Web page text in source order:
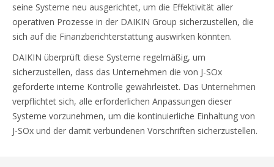
seine Systeme neu ausgerichtet, um die Effektivität aller
operativen Prozesse in der DAIKIN Group sicherzustellen, die
sich auf die Finanzberichterstattung auswirken könnten.
DAIKIN überprüft diese Systeme regelmäßig, um
sicherzustellen, dass das Unternehmen die von J-SOx
geforderte interne Kontrolle gewährleistet. Das Unternehmen
verpflichtet sich, alle erforderlichen Anpassungen dieser
Systeme vorzunehmen, um die kontinuierliche Einhaltung von
J-SOx und der damit verbundenen Vorschriften sicherzustellen.